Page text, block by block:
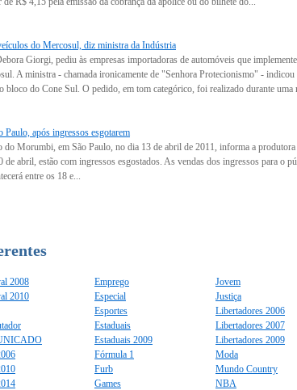
do Mercosul, diz ministra da Indústria
Giorgi, pediu às empresas importadoras de automóveis que
A ministra - chamada ironicamente de "Senhora Protecionismo" - indicou
bloco do Cone Sul. O pedido, em tom categórico, foi realizado durante uma
após ingressos esgotarem
Morumbi, em São Paulo, no dia 13 de abril de 2011, informa a
de abril, estão com ingressos esgostados. As vendas dos ingressos para o
entre os 18 e...
2008
2010
Emprego
Especial
Esportes
Estaduais
Estaduais 2009
Fórmula 1
Furb
Games
Jovem
Justiça
Libertadores 2006
Libertadores 2007
Libertadores 2009
Moda
Mundo Country
NBA